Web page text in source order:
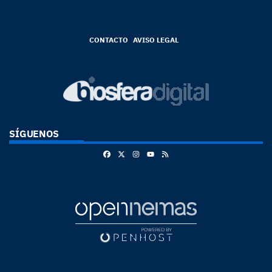
CONTACTO AVISO LEGAL
SÍGUENOS
FacebookInstagram